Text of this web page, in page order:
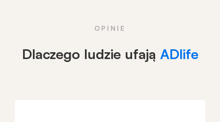
OPINIE
Dlaczego ludzie ufają ADlife